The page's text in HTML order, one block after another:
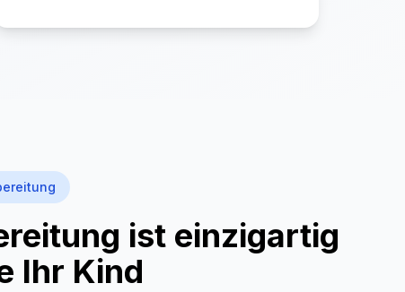
ist einzigartig
Ihr Kind